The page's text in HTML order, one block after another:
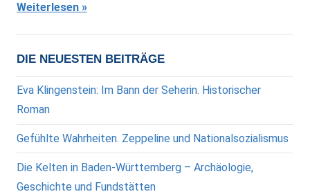
Weiterlesen
DIE NEUESTEN BEITRÄGE
Eva Klingenstein: Im Bann der Seherin. Historischer
Roman
Gefühlte Wahrheiten. Zeppeline und Nationalsozialismus
Die Kelten in Baden-Württemberg – Archäologie,
Geschichte und Fundstätten